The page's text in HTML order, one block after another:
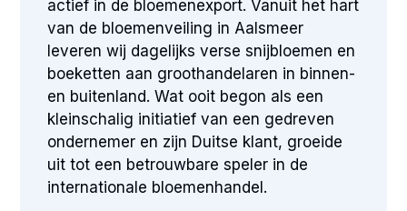
actief in de bloemenexport. Vanuit het hart
van de bloemenveiling in Aalsmeer
leveren wij dagelijks verse snijbloemen en
boeketten aan groothandelaren in binnen-
en buitenland. Wat ooit begon als een
kleinschalig initiatief van een gedreven
ondernemer en zijn Duitse klant, groeide
uit tot een betrouwbare speler in de
internationale bloemenhandel.